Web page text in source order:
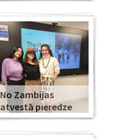
No Zambijas
atvestā pieredze